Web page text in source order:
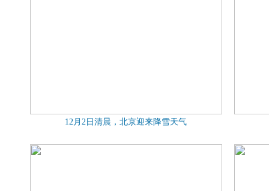
12月2日清晨，北京迎来降雪天气